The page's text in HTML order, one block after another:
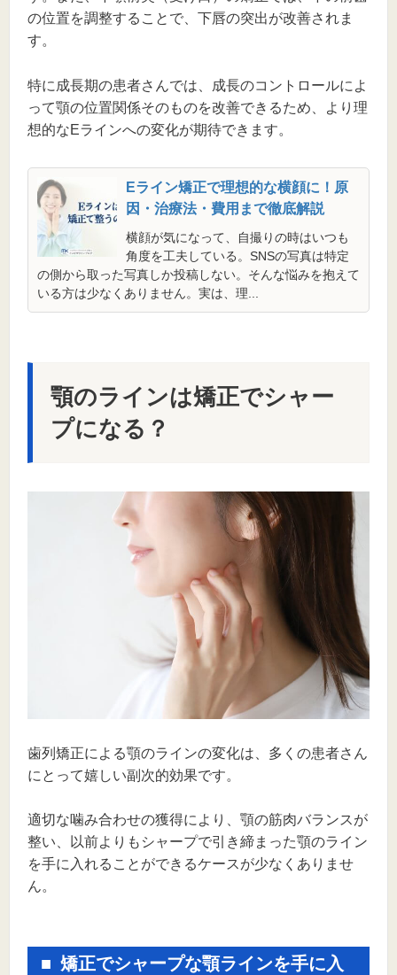
の位置を調整することで、下唇の突出が改善されま
す。
特に成長期の患者さんでは、成長のコントロールによ
って顎の位置関係そのものを改善できるため、より理
想的なEラインへの変化が期待できます。
Eライン矯正で理想的な横顔に！原
因・治療法・費用まで徹底解説
横顔が気になって、自撮りの時はいつも
角度を工夫している。SNSの写真は特定
の側から取った写真しか投稿しない。そんな悩みを抱えて
いる方は少なくありません。実は、理...
顎のラインは矯正でシャー
プになる？
歯列矯正による顎のラインの変化は、多くの患者さん
にとって嬉しい副次的効果です。
適切な噛み合わせの獲得により、顎の筋肉バランスが
整い、以前よりもシャープで引き締まった顎のライン
を手に入れることができるケースが少なくありませ
ん。
矯正でシャープな顎ラインを手に入